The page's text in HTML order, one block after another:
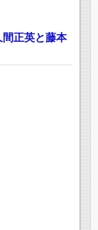
正英と藤本